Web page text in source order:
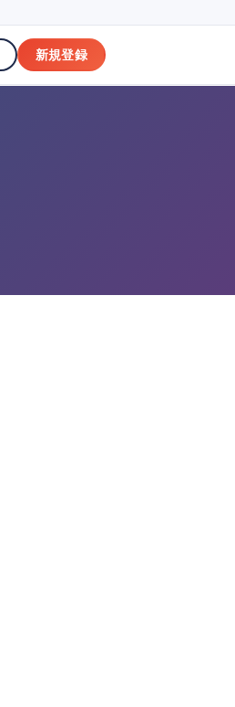
新規登録